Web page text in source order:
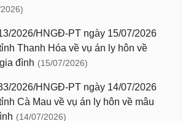
2026/HNGĐ-PT ngày 15/07/2026
Thanh Hóa về vụ án ly hôn về
đình (15/07/2026)
2026/HNGĐ-PT ngày 14/07/2026
Cà Mau về vụ án ly hôn về mâu
(14/07/2026)